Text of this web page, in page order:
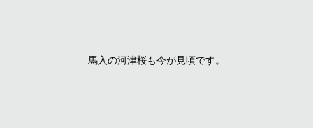
馬入の河津桜も今が見頃です。